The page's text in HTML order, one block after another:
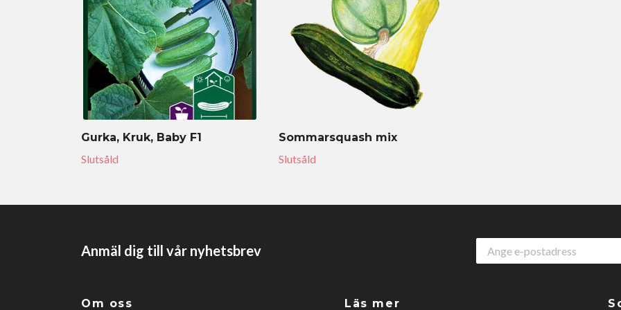
Gurka, Kruk, Baby F1
Slutsåld
Sommarsquash mix
Slutsåld
Anmäl dig till vår nyhetsbrev
Om oss Läs mer